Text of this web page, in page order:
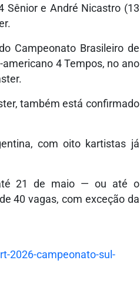
Sênior e André Nicastro (13
Campeonato Brasileiro de
4 Tempos, no ano
também está confirmado
com oito kartistas já
21 de maio — ou até o
40 vagas, com exceção da
2026-campeonato-sul-